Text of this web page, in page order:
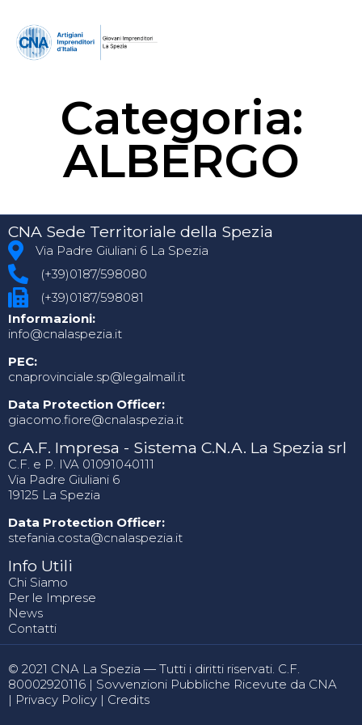
Categoria:
ALBERGO
CNA Sede Territoriale della Spezia
Via Padre Giuliani 6 La Spezia
(+39)0187/598080
(+39)0187/598081
Informazioni:
info@cnalaspezia.it
PEC:
cnaprovinciale.sp@legalmail.it
Data Protection Officer:
giacomo.fiore@cnalaspezia.it
C.A.F. Impresa - Sistema C.N.A. La Spezia srl
C.F. e P. IVA 01091040111
Via Padre Giuliani 6
19125 La Spezia
Data Protection Officer:
stefania.costa@cnalaspezia.it
Info Utili
Chi Siamo
Per le Imprese
News
Contatti
© 2021 CNA La Spezia — Tutti i diritti riservati. C.F.
80002920116 | Sovvenzioni Pubbliche Ricevute da CNA
| Privacy Policy | Credits